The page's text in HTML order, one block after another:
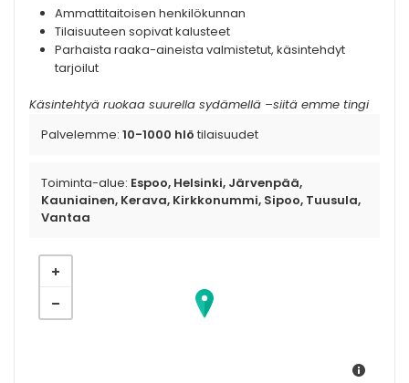
Ammattitaitoisen henkilökunnan
Tilaisuuteen sopivat kalusteet
Parhaista raaka-aineista valmistetut, käsintehdyt
tarjoilut
Käsintehtyä ruokaa suurella sydämellä –siitä emme tingi
Palvelemme: 10-1000 hlö tilaisuudet
Toiminta-alue: Espoo, Helsinki, Järvenpää,
Kauniainen, Kerava, Kirkkonummi, Sipoo, Tuusula,
Vantaa